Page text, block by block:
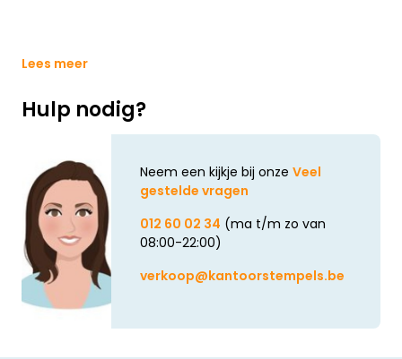
Lees meer
Hulp nodig?
Neem een kijkje bij onze Veel
gestelde vragen
012 60 02 34 (ma t/m zo van
08:00-22:00)
verkoop@kantoorstempels.be